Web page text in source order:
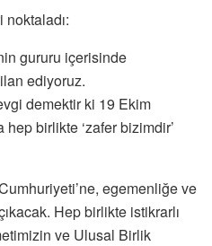
noktaladı:
gururu içerisinde
ediyoruz.
demektir ki 19 Ekim
hep birlikte ‘zafer bizimdir’
egemenliğe ve
Hep birlikte istikrarlı
ve Ulusal Birlik